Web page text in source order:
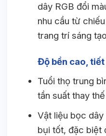
dây RGB đổi
nhu cầu từ
trang trí sáng
Độ bền cao,
Tuổi thọ trung
tần suất thay
Vật liệu bọc
bụi tốt, đặc biệt